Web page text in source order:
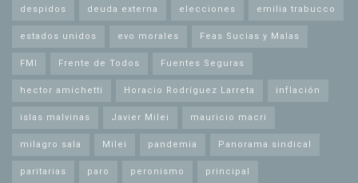
despidos deuda externa elecciones emilia trabucco
estados unidos evo morales Feas Sucias y Malas
FMI Frente de Todos Fuentes Seguras
hector amichetti Horacio Rodríguez Larreta inflación
islas malvinas Javier Milei mauricio macri
milagro sala Milei pandemia Panorama sindical
paritarias paro peronismo principal